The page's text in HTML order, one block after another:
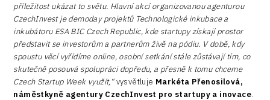
příležitost ukázat to světu. Hlavní akcí organizovanou agenturou
CzechInvest je demoday projektů Technologické inkubace a
inkubátoru ESA BIC Czech Republic, kde startupy získají prostor
představit se investorům a partnerům živě na pódiu. V době, kdy
spoustu věcí vyřídíme online, osobní setkání stále zůstávají tím, co
skutečně posouvá spolupráci dopředu, a přesně k tomu chceme
Czech Startup Week využít,“vysvětluje Markéta Přenosilová,
náměstkyně agentury CzechInvest pro startupy a inovace.